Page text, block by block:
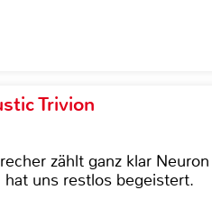
Trivion
zählt ganz klar Neuron
uns restlos begeistert.